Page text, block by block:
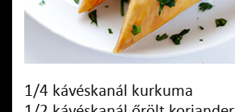
1/4 kávéskanál kurkuma